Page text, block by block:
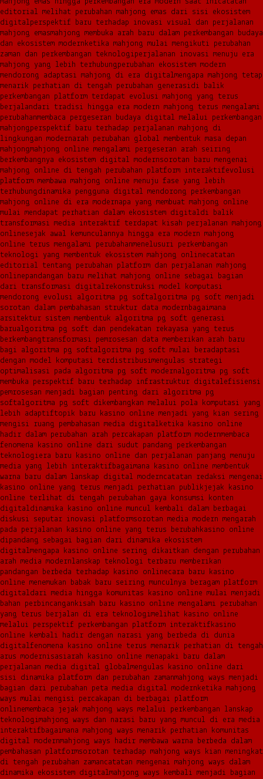
editorial melihat perubahan mahjong emas dari sisi ekosistem
digitalperspektif baru terhadap inovasi visual dan perjalanan
mahjong emasmahjong membuka arah baru dalam perkembangan budaya
dan ekosistem modern ketika mahjong mulai mengikuti perubahan
zaman dan perkembangan teknologiperjalanan inovasi menuju era
mahjong yang lebih terhubungperubahan ekosistem modern
mendorong adaptasi mahjong di era digitalmengapa mahjong tetap
menarik perhatian di tengah perubahan generasidi balik
perkembangan platform terdapat evolusi mahjong yang terus
berjalandari tradisi hingga era modern mahjong terus mengalami
perubahanmembaca pergeseran budaya digital melalui perkembangan
mahjongperspektif baru terhadap perjalanan mahjong di
lingkungan modernarah perubahan global membentuk masa depan
mahjongmahjong online mengalami pergeseran arah seiring
berkembangnya ekosistem digital modernsorotan baru mengenai
mahjong online di tengah perubahan platform interaktifevolusi
platform membawa mahjong online menuju fase yang lebih
terhubungdinamika pengguna digital mendorong perkembangan
mahjong online di era modernapa yang membuat mahjong online
mulai mendapat perhatian dalam ekosistem digitaldi balik
transformasi media interaktif terdapat kisah perjalanan mahjong
onlinesejak awal kemunculannya hingga era modern mahjong
online terus mengalami perubahanmenelusuri perkembangan
teknologi yang membentuk ekosistem mahjong onlinecatatan
editorial tentang perubahan platform dan perjalanan mahjong
onlinepandangan baru melihat mahjong online sebagai bagian
dari transformasi digitalrekonstruksi model komputasi
mendorong evolusi algoritma pg softalgoritma pg soft menjadi
sorotan dalam pembahasan struktur data modern bagaimana
arsitektur sistem membentuk algoritma pg soft generasi
barualgoritma pg soft dan pendekatan rekayasa yang terus
berkembangtransformasi pemrosesan data memberikan arah baru
bagi algoritma pg softalgoritma pg soft mulai beradaptasi
dengan model komputasi terdistribusimengulas strategi
optimalisasi pada algoritma pg soft modernalgoritma pg soft
membuka perspektif baru terhadap infrastruktur digitalefisiensi
pemrosesan menjadi bagian penting dari algoritma pg
softalgoritma pg soft dikembangkan melalui pola komputasi yang
lebih adaptiftopik baru kasino online menjadi yang kian sering
mengisi ruang pembahasan media digital ketika kasino online
hadir dalam perubahan arah percakapan platform modernmembaca
fenomena kasino online dari sudut pandang perkembangan
teknologiera baru kasino online dan perjalanan panjang menuju
media yang lebih interaktif bagaimana kasino online membentuk
warna baru dalam lanskap digital moderncatatan redaksi mengenai
kasino online yang terus menjadi perhatian publikjejak kasino
online terlihat di tengah perubahan gaya konsumsi konten
digitaldinamika kasino online muncul kembali dalam berbagai
diskusi seputar inovasi platformsorotan media modern mengarah
pada perjalanan kasino online yang terus berubah kasino online
dipandang sebagai bagian dari dinamika ekosistem
digitalmengapa kasino online sering dikaitkan dengan perubahan
arah media modernlanskap teknologi terbaru memberikan
pandangan berbeda terhadap kasino onlinecara baru kasino
online menemukan babak baru seiring munculnya beragam platform
digitaldari media hingga komunitas kasino online mulai menjadi
bahan perbincangan kisah baru kasino online mengalami perubahan
yang terus berjalan di era teknologimelihat kasino online
melalui perspektif perkembangan platform interaktif kasino
online kembali hadir dengan narasi yang berbeda di dunia
digitalfenomena kasino online terus menarik perhatian di tengah
arus modernisasiarah kasino online menapaki baru dalam
perjalanan media digital globalmengulas kasino online dari
sisi dinamika platform dan perubahan zamanmahjong ways menjadi
bagian dari perubahan peta media digital modern ketika mahjong
ways mulai mengisi percakapan di berbagai platform
onlinemembaca jejak mahjong ways melalui perkembangan lanskap
teknologimahjong ways dan narasi baru yang muncul di era media
interaktif bagaimana mahjong ways menarik perhatian komunitas
digital modernmahjong ways hadir membawa warna berbeda dalam
pembahasan platformsorotan terhadap mahjong ways kian meningkat
di tengah perubahan zamancatatan mengenai mahjong ways dalam
dinamika ekosistem digitalmahjong ways kembali menjadi bagian